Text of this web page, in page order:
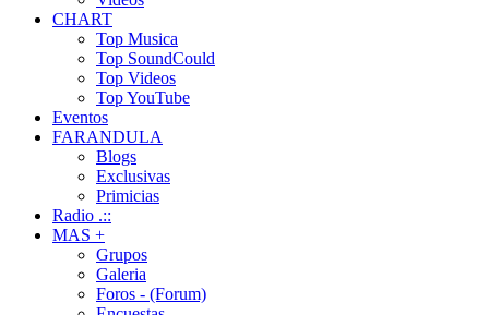
CHART
Top Musica
Top SoundCould
Top Videos
Top YouTube
Eventos
FARANDULA
Blogs
Exclusivas
Primicias
Radio .::
MAS +
Grupos
Galeria
Foros - (Forum)